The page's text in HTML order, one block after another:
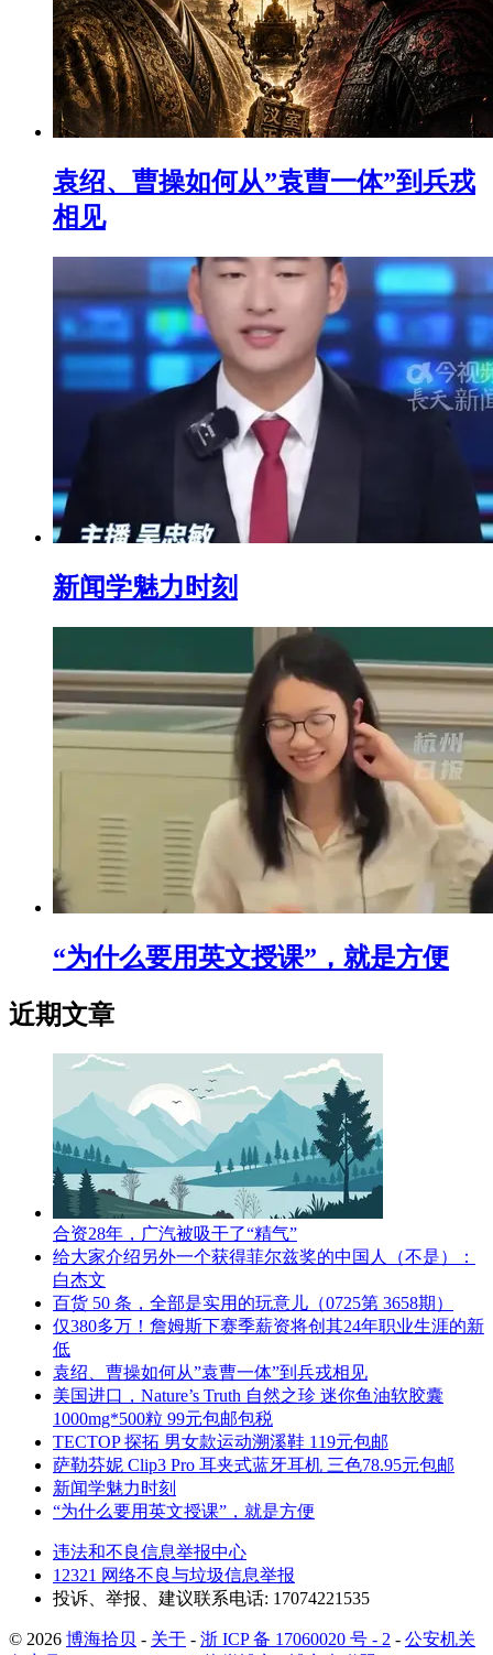
袁绍、曹操如何从”袁曹一体”到兵戎
相见
新闻学魅力时刻
“为什么要用英文授课”，就是方便
近期文章
合资28年，广汽被吸干了“精气”
给大家介绍另外一个获得菲尔兹奖的中国人（不是）：
白杰文
百货 50 条，全部是实用的玩意儿（0725第 3658期）
仅380多万！詹姆斯下赛季薪资将创其24年职业生涯的新
低
袁绍、曹操如何从”袁曹一体”到兵戎相见
美国进口，Nature’s Truth 自然之珍 迷你鱼油软胶囊
1000mg*500粒 99元包邮包税
TECTOP 探拓 男女款运动溯溪鞋 119元包邮
萨勒芬妮 Clip3 Pro 耳夹式蓝牙耳机 三色78.95元包邮
新闻学魅力时刻
“为什么要用英文授课”，就是方便
违法和不良信息举报中心
12321 网络不良与垃圾信息举报
投诉、举报、建议联系电话: 17074221535
© 2026 博海拾贝 - 关于 - 浙 ICP 备 17060020 号 - 2 - 公安机关